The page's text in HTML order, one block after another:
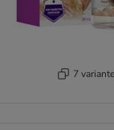
7